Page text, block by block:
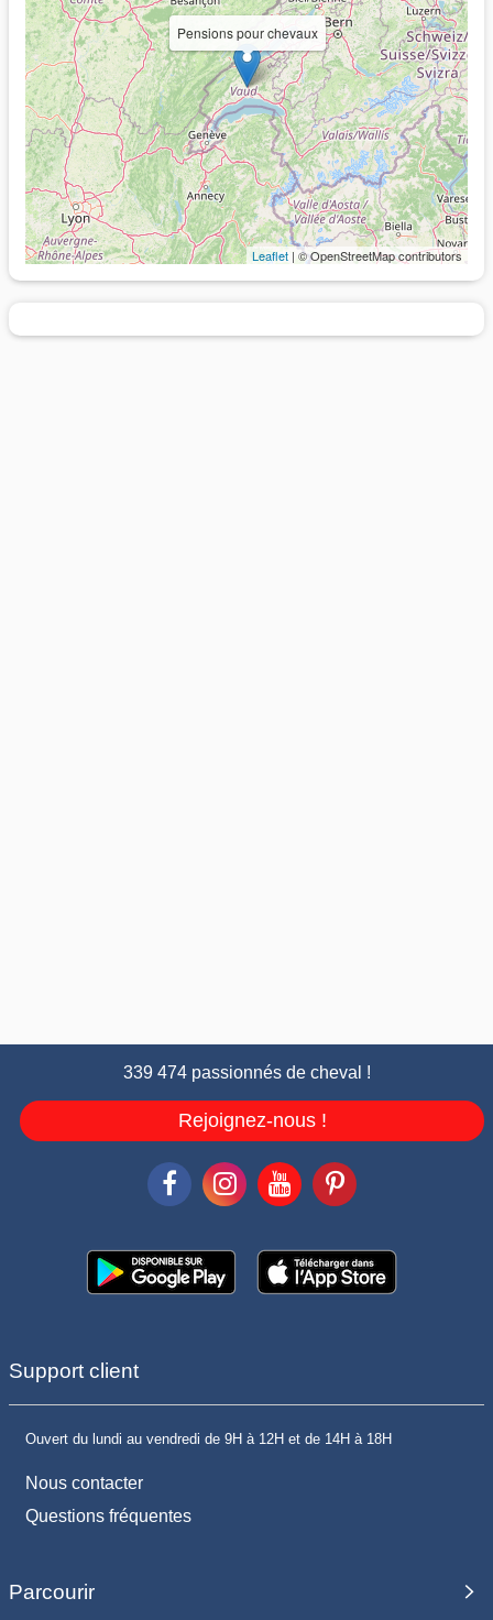
Pensions pour chevaux
Leaflet | © OpenStreetMap contributors
339 474 passionnés de cheval !
Rejoignez-nous !
Support client
Ouvert du lundi au vendredi de 9H à 12H et de 14H à 18H
Nous contacter
Questions fréquentes
Parcourir